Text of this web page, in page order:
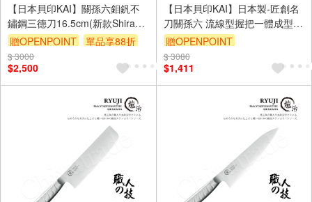
【日本貝印KAI】關孫六鉬釩不
鏽鋼三德刀16.5cm(新款Shiraai
系列/日本製造)
贈OPENPOINT 單品享88折
$ 3000
$2,500
【日本貝印KAI】日本製-匠創名
刀關孫六 流線型握把一體成型不
鏽鋼刀-16.5cm(廚房三德包丁)
贈OPENPOINT
$ 3080
$1,411